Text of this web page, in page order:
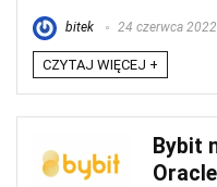
bitek 24 czerwca 2022
CZYTAJ WIĘCEJ +
Bybit